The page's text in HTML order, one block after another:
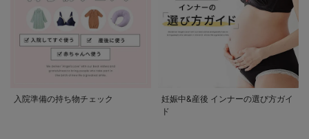
入院準備の持ち物チェック
妊娠中&産後 インナーの選び方ガイ
ド